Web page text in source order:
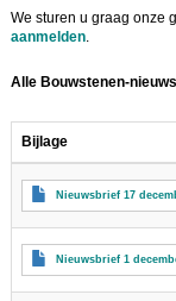
We sturen u graag onze
aanmelden.
Alle Bouwstenen-
Bijlage
Nieuwsbrief 17
Nieuwsbrief 1